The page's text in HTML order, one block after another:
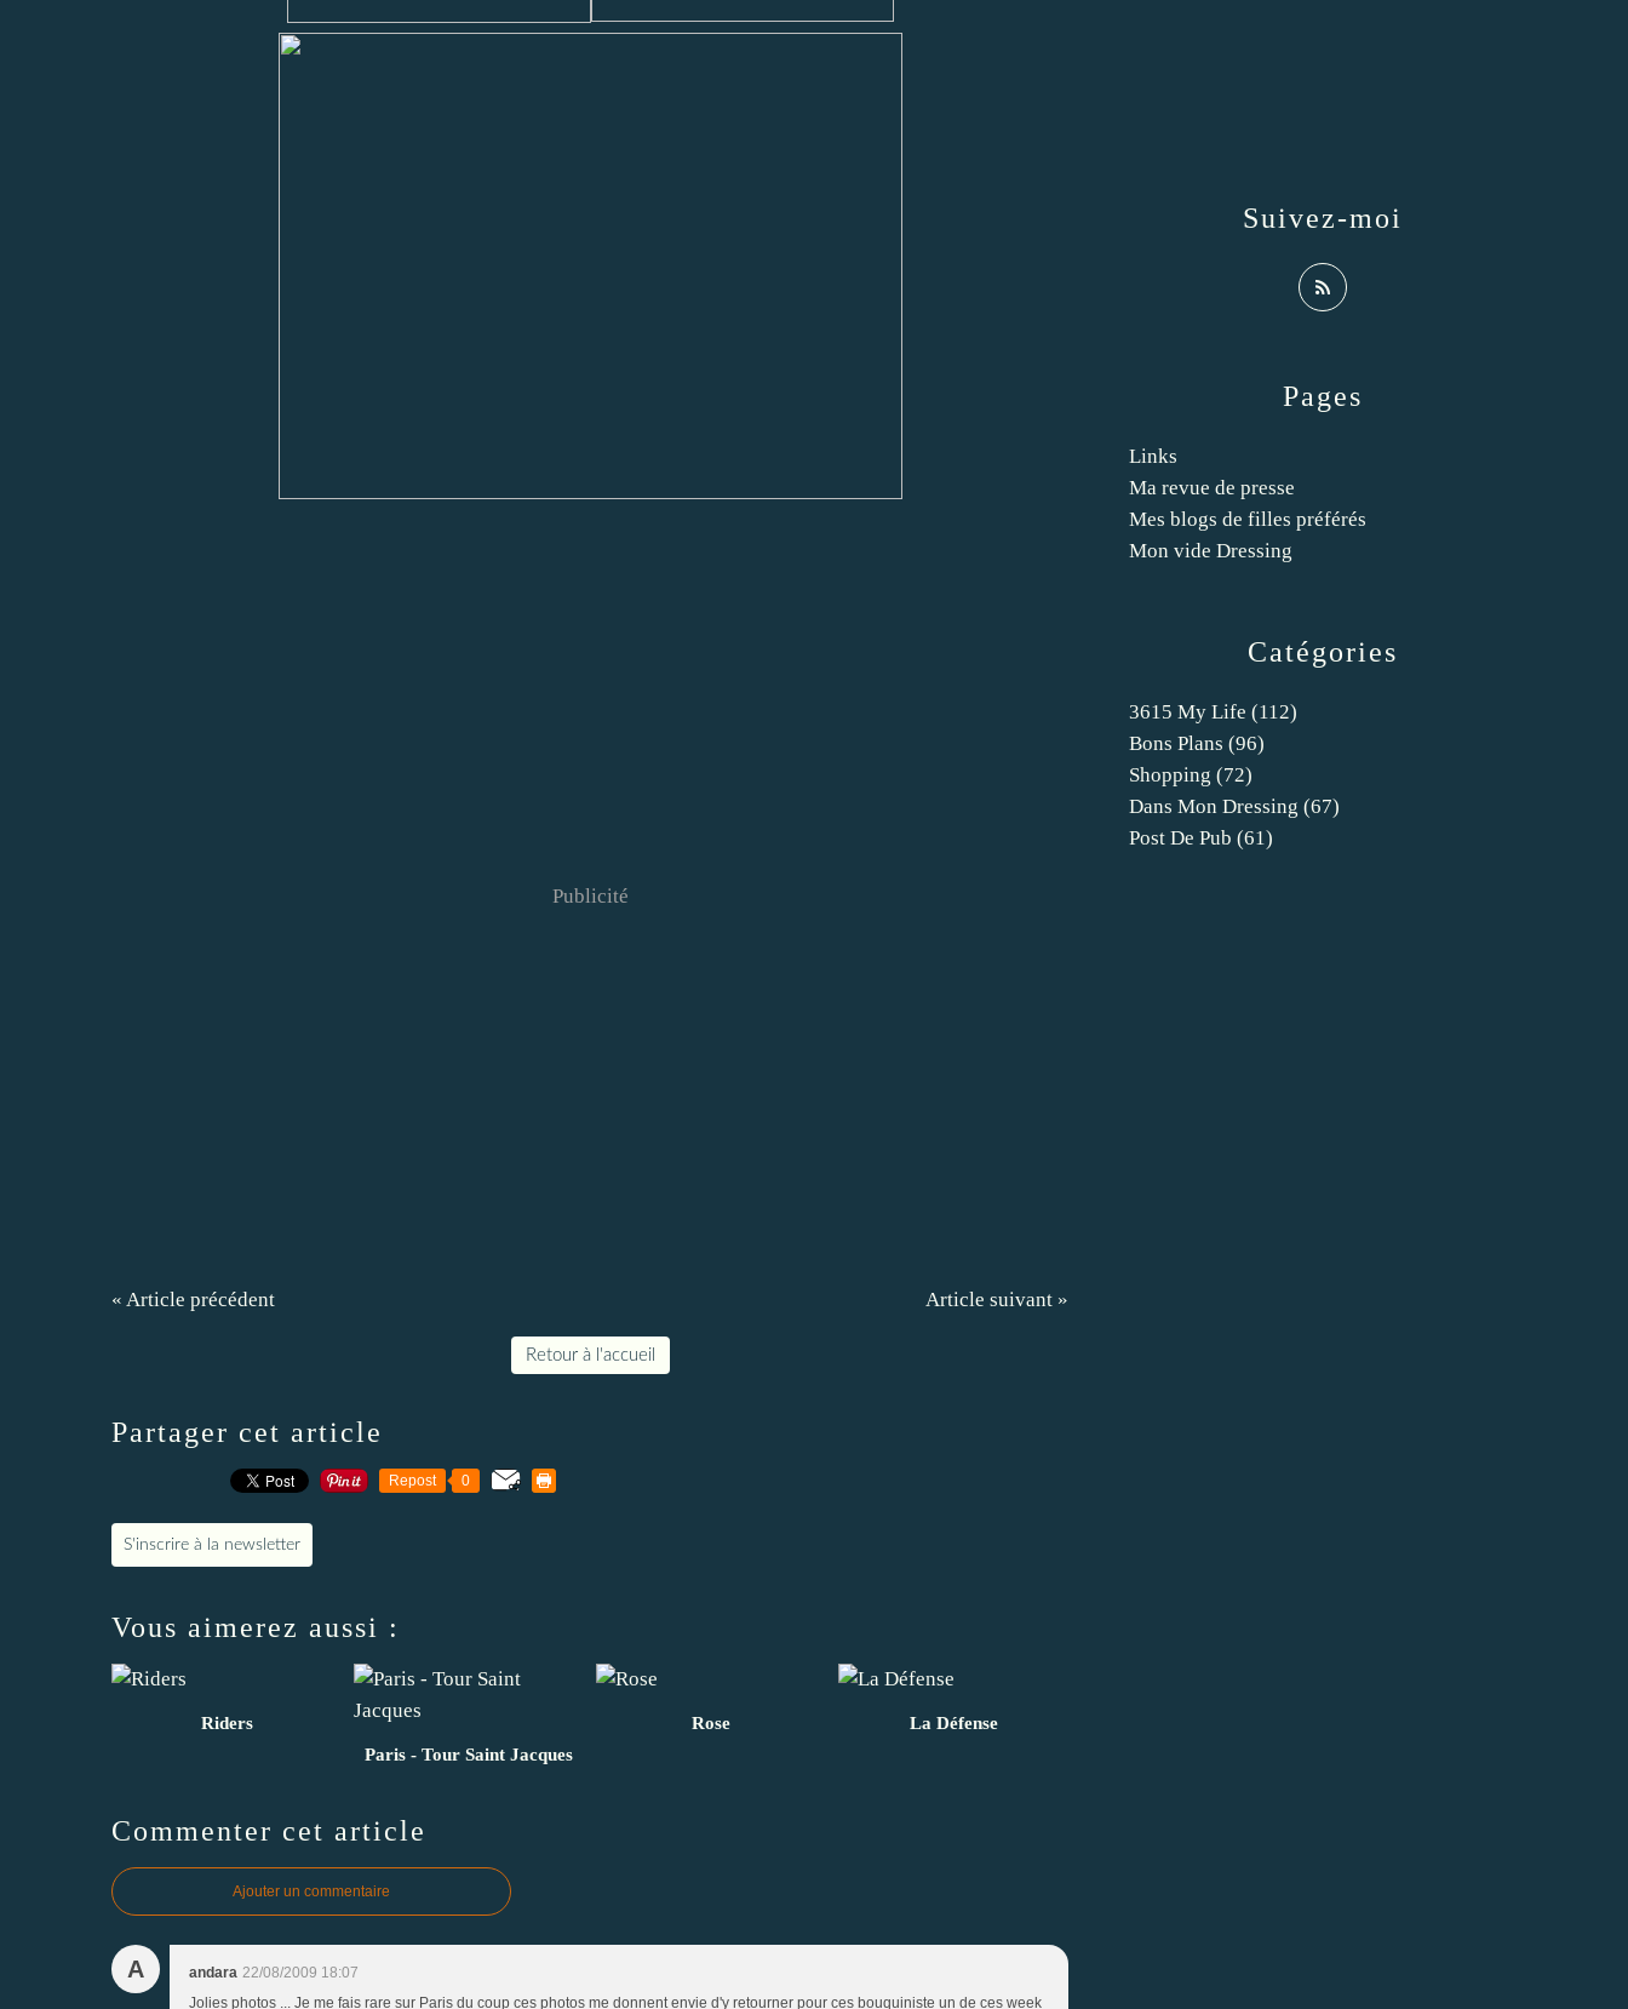
Publicité
« Article précédent Article suivant »
Retour à l'accueil
Partager cet article
Repost 0
S'inscrire à la newsletter
Vous aimerez aussi :
Riders
Paris - Tour Saint Jacques
Rose La Défense
Commenter cet article
Ajouter un commentaire
A andara 22/08/2009 18:07
Jolies photos ... Je me fais rare sur Paris du coup ces photos me donnent envie d'y retourner pour ces bouquiniste un de ces week
Catégories
3615 My Life (112)
Bons Plans (96)
Shopping (72)
Dans Mon Dressing (67)
Post De Pub (61)
Pages
Links
Ma revue de presse
Mes blogs de filles préférés
Mon vide Dressing
Suivez-moi